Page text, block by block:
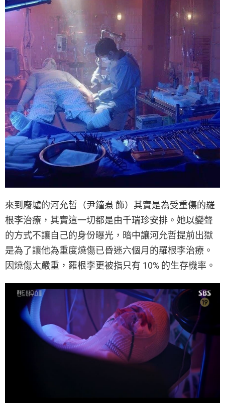
來到廢墟的河允哲（尹鐘焄 飾）其實是為受重傷的羅
根李治療，其實這一切都是由千瑞珍安排。她以變聲
的方式不讓自己的身份曝光，暗中讓河允哲提前出獄
是為了讓他為重度燒傷已昏迷六個月的羅根李治療。
因燒傷太嚴重，羅根李更被指只有 10% 的生存機率。